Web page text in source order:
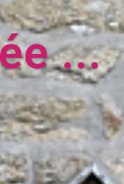
...